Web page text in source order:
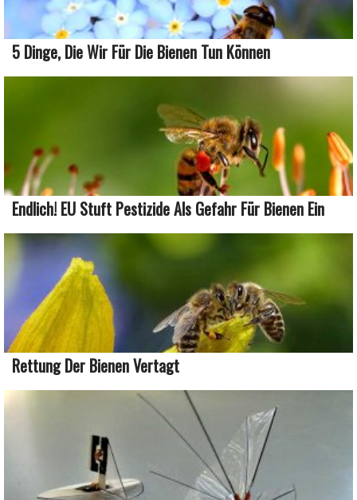
5 Dinge, Die Wir Für Die Bienen Tun Können
Endlich! EU Stuft Pestizide Als Gefahr Für Bienen Ein
Rettung Der Bienen Vertagt